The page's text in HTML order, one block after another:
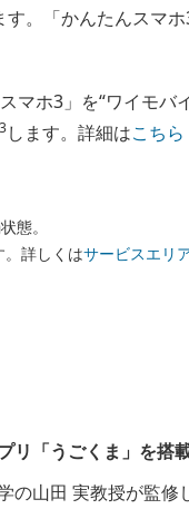
。「かんたんスマホ
マホ3」を“ワイモ
します。詳細はこちら
態。
詳しくはサービスエリ
リ「うごくま」を搭
山田 実教授が監修